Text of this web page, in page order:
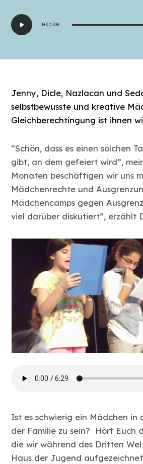
Audio-
Player
00:00
Jenny, Dicle, Nazlacan und
selbstbewusste und kreative
Gleichberechtingung ist ihnen
“Schön, dass es einen solchen
gibt, an dem gefeiert wird”,
Monaten beschäftigen wir uns
Mädchenrechte und
Mädchencamps gegen
viel darüber diskutiert”, erzählt
Ist es schwierig ein Mädchen in
der Familie zu sein? Hört Euch
die wir während des Dritten
Haus der Jugend